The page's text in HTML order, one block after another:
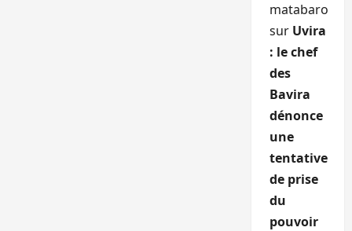
matabaro
sur Uvira
: le chef
des
Bavira
dénonce
une
tentative
de prise
du
pouvoir